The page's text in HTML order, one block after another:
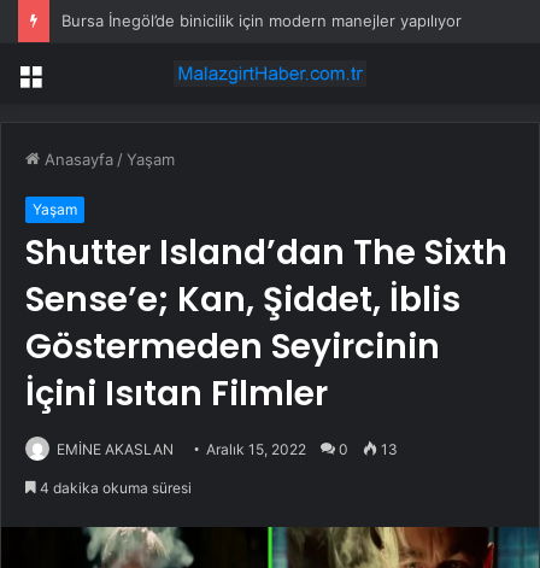
Bursa İnegöl’de binicilik için modern manejler yapılıyor
Menü
Anasayfa /Yaşam
Yaşam
Shutter Island’dan The Sixth
Sense’e; Kan, Şiddet, İblis
Göstermeden Seyircinin
İçini Isıtan Filmler
EMİNE AKASLAN Aralık 15, 2022 0 13
4 dakika okuma süresi